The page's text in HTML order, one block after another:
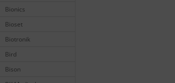
Bionics
Bioset
Biotronik
Bird
Bison